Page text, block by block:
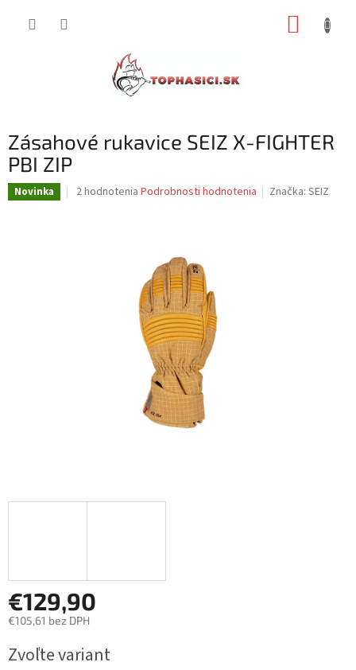
Zásahové rukavice SEIZ X-FIGHTER
PBI ZIP
Novinka
Priemerné
2 hodnotenia Podrobnosti hodnotenia Značka:SEIZ
€129,90
€105,61 bez DPH
cena:
Zvoľte variant